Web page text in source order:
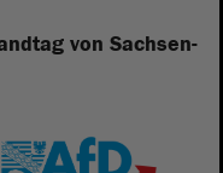
von Sachsen-